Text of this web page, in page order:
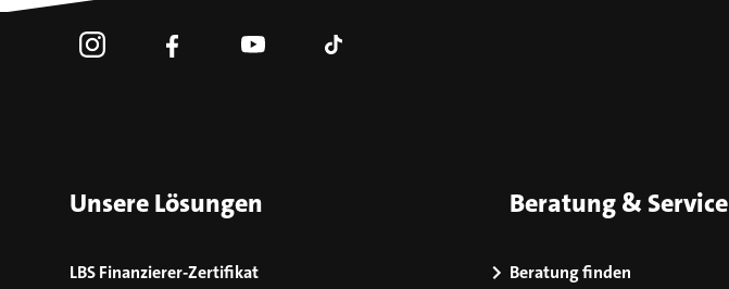
Unsere Lösungen
LBS Finanzierer-Zertifikat
Beratung & Service
Beratung finden